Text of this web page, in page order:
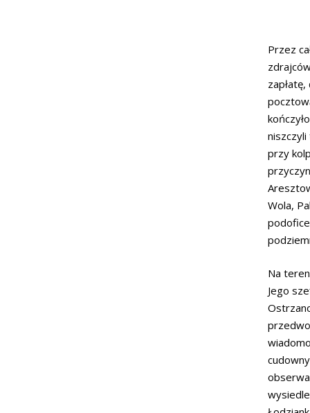
Przez
przy
Wola,
Na
Jego